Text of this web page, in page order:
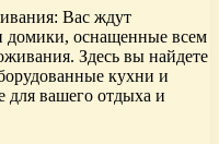
Вас ждут
домики, оснащенные всем
Здесь вы найдете
кухни и
для вашего отдыха и